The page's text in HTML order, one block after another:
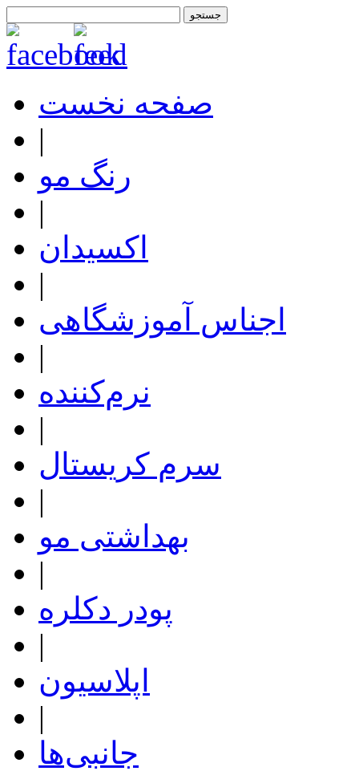
صفحه نخست
|
رنگ مو
|
اکسیدان
|
اجناس آموزشگاهی
|
نرم‌کننده
|
سرم کریستال
|
بهداشتی مو
|
پودر دکلره
|
اپلاسیون
|
جانبی‌ها